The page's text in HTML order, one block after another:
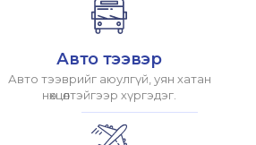
Авто тээвэр
Авто тээврийг аюулгүй, уян хатан
нөхцөлтэйгээр хүргэдэг.